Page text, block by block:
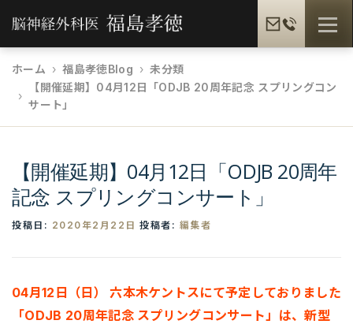
ン
ッ
プ
メニュ
福島孝徳とは 福島式手術 脳疾患一覧
ホーム 福島孝徳Blog
未分類
【開催延期】04月12日「ODJB 20周年記念 スプリングコン
サート」
【開催延期】04月12日「ODJB 20周年
記念 スプリングコンサート」
投稿日: 2020年2月22日 投稿者: 編集者
04月12日（日） 六本木ケントスにて予定しておりました
「ODJB 20周年記念 スプリングコンサート」は、新型